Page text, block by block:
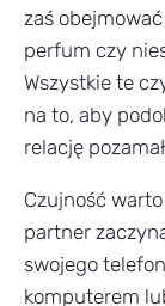
zaś
perfum czy
Wszystkie te
na to, aby
relację
Czujność
partner
swojego
komputerem